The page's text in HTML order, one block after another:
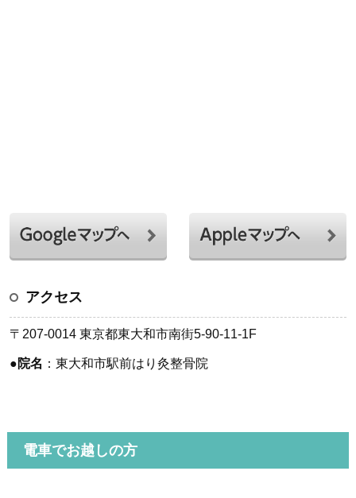
アクセス
〒207-0014 東京都東大和市南街5-90-11-1F
●院名 ：東大和市駅前はり灸整骨院
電車でお越しの方